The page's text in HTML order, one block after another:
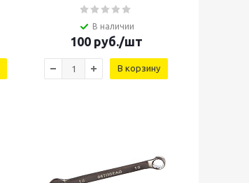
В наличии
100руб./шт
В корзину